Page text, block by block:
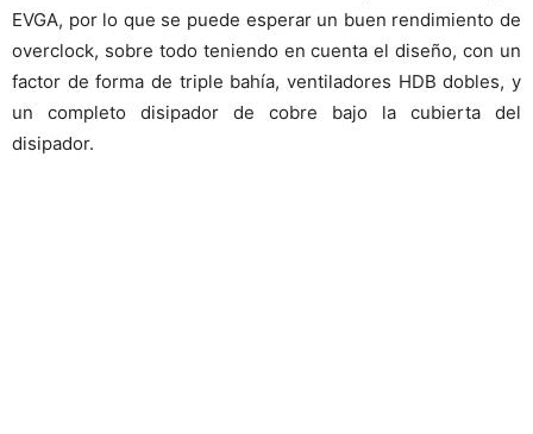
EVGA, por lo que se puede esperar un buen rendimiento de
overclock, sobre todo teniendo en cuenta el diseño, con un
factor de forma de triple bahía, ventiladores HDB dobles, y
un completo disipador de cobre bajo la cubierta del
disipador.